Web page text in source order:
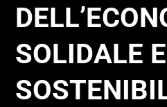
SOLIDALE E